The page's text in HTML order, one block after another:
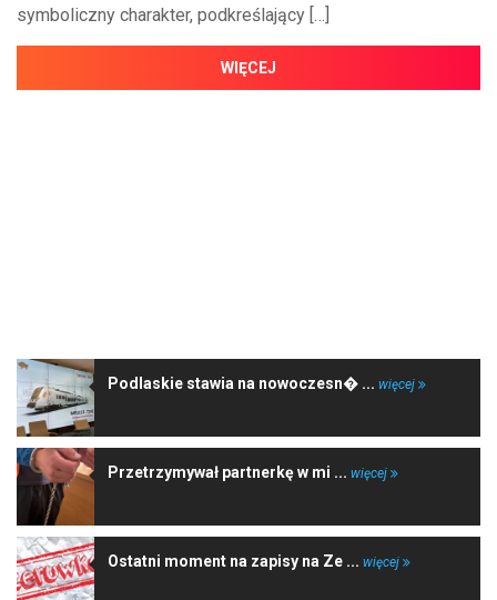
symboliczny charakter, podkreślający […]
WIĘCEJ
Podlaskie stawia na nowoczesn� ... więcej
Przetrzymywał partnerkę w mi ... więcej
Ostatni moment na zapisy na Ze ... więcej